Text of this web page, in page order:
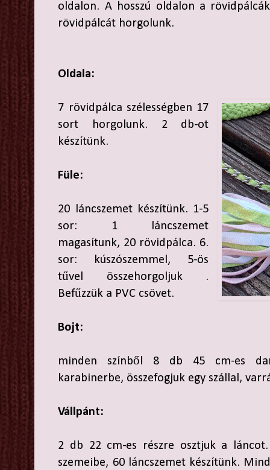
oldalon. A hosszú oldalon a
rövidpálcát horgolunk.
Oldala:
7 rövidpálca szélességben 17
sort horgolunk. 2 db-ot
készítünk.
Füle:
20 láncszemet készítünk. 1-5
sor: 1 láncszemet
magasítunk, 20 rövidpálca. 6.
sor: kúszószemmel, 5-ös
tűvel összehorgoljuk .
Befűzzük a PVC csövet.
Bojt:
minden színből 8 db 45 cm-es
karabinerbe, összefogjuk egy szállal,
Vállpánt:
2 db 22 cm-es részre osztjuk a
szemeibe, 60 láncszemet készítünk.